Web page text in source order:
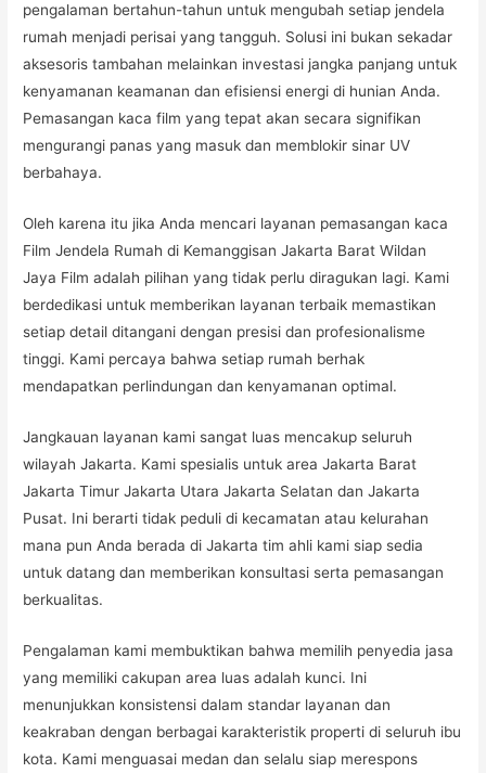
pengalaman bertahun-tahun untuk mengubah setiap jendela
rumah menjadi perisai yang tangguh. Solusi ini bukan sekadar
aksesoris tambahan melainkan investasi jangka panjang untuk
kenyamanan keamanan dan efisiensi energi di hunian Anda.
Pemasangan kaca film yang tepat akan secara signifikan
mengurangi panas yang masuk dan memblokir sinar UV
berbahaya.
Oleh karena itu jika Anda mencari layanan pemasangan kaca
Film Jendela Rumah di Kemanggisan Jakarta Barat Wildan
Jaya Film adalah pilihan yang tidak perlu diragukan lagi. Kami
berdedikasi untuk memberikan layanan terbaik memastikan
setiap detail ditangani dengan presisi dan profesionalisme
tinggi. Kami percaya bahwa setiap rumah berhak
mendapatkan perlindungan dan kenyamanan optimal.
Jangkauan layanan kami sangat luas mencakup seluruh
wilayah Jakarta. Kami spesialis untuk area Jakarta Barat
Jakarta Timur Jakarta Utara Jakarta Selatan dan Jakarta
Pusat. Ini berarti tidak peduli di kecamatan atau kelurahan
mana pun Anda berada di Jakarta tim ahli kami siap sedia
untuk datang dan memberikan konsultasi serta pemasangan
berkualitas.
Pengalaman kami membuktikan bahwa memilih penyedia jasa
yang memiliki cakupan area luas adalah kunci. Ini
menunjukkan konsistensi dalam standar layanan dan
keakraban dengan berbagai karakteristik properti di seluruh ibu
kota. Kami menguasai medan dan selalu siap merespons